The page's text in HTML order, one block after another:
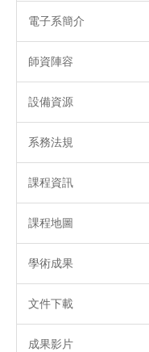
電子系簡介
師資陣容
設備資源
系務法規
課程資訊
課程地圖
學術成果
文件下載
成果影片